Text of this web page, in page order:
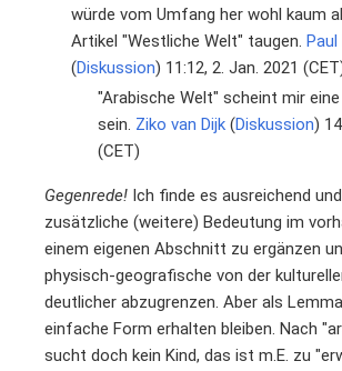
würde vom Umfang her wohl kaum
Artikel "Westliche Welt" taugen.
(Diskussion) 11:12, 2. Jan. 2021
"Arabische Welt" scheint mir
sein. Ziko van Dijk (Diskussion)
(CET)
Gegenrede! Ich finde es ausreichend
zusätzliche (weitere) Bedeutung im
einem eigenen Abschnitt zu ergänzen
physisch-geografische von der
deutlicher abzugrenzen. Aber als
einfache Form erhalten bleiben. Nach
sucht doch kein Kind, das ist m.E. zu